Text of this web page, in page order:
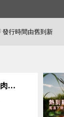
發行時間由舊到新
動物工廠：肉品養殖場不能說的秘密